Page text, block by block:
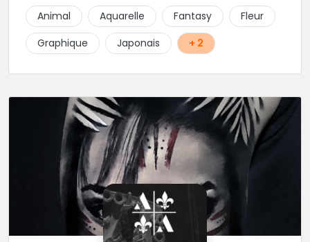
On vient de très loin pour se faire tatouer par cette
artiste ! N'hésitez pas à la contacter par téléphone:
0648079720 ou messages sur Instagram ou
Facebook.
Animal Aquarelle Fantasy
Fleur
Graphique
Japonais + 2